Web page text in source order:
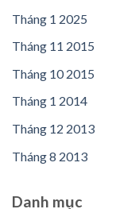
Tháng 1 2025
Tháng 11 2015
Tháng 10 2015
Tháng 1 2014
Tháng 12 2013
Tháng 8 2013
Danh mục